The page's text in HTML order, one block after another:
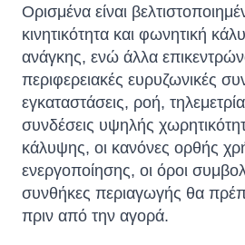
Ορισμένα είναι
κινητικότητα και φωνητική
ανάγκης, ενώ άλλα
περιφερειακές ευρυζωνικές
εγκαταστάσεις, ροή, τηλεμετρία
συνδέσεις υψηλής
κάλυψης, οι κανόνες ορθής
ενεργοποίησης, οι όροι
συνθήκες περιαγωγής θα
πριν από την αγορά.